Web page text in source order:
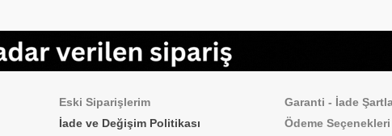
Sipariş İşlemleri
Eski Siparişlerim
Garanti - İade
İade ve Değişim Politikası Ödeme Seçenekleri